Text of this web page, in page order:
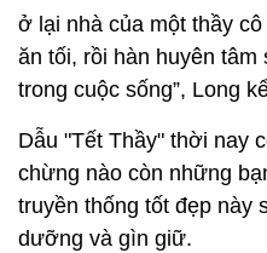
ở lại nhà của một thầy
ăn tối, rồi hàn huyên
trong cuộc sống”, Long
Dẫu "Tết Thầy" thời nay
chừng nào còn những
truyền thống tốt đẹp này
dưỡng và gìn giữ.